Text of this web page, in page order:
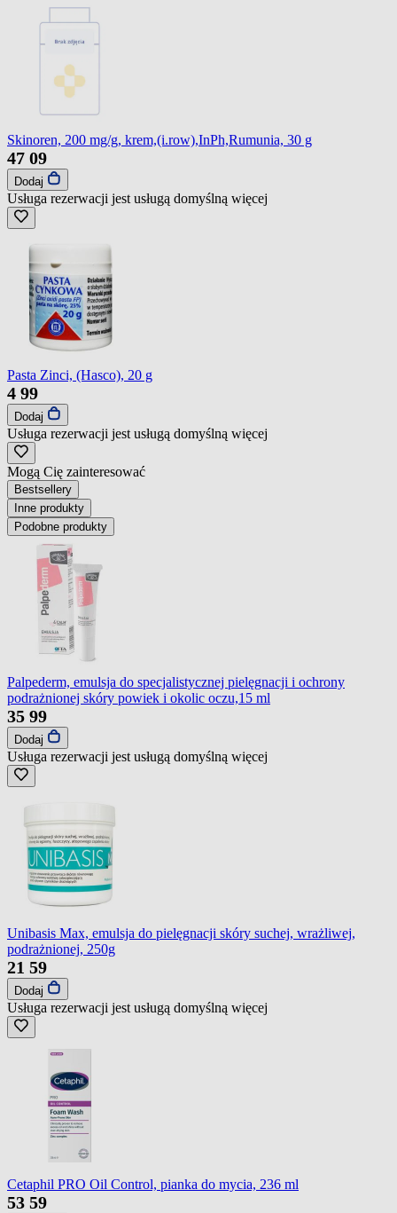
Skinoren, 200 mg/g, krem,(i.row),InPh,Rumunia, 30 g
47 09
Dodaj
Usługa rezerwacji jest usługą domyślną więcej
Pasta Zinci, (Hasco), 20 g
4 99
Dodaj
Usługa rezerwacji jest usługą domyślną więcej
Mogą Cię zainteresować
Bestsellery
Inne produkty
Podobne produkty
Palpederm, emulsja do specjalistycznej pielęgnacji i ochrony
podrażnionej skóry powiek i okolic oczu,15 ml
35 99
Dodaj
Usługa rezerwacji jest usługą domyślną więcej
Unibasis Max, emulsja do pielęgnacji skóry suchej, wrażliwej,
podrażnionej, 250g
21 59
Dodaj
Usługa rezerwacji jest usługą domyślną więcej
Cetaphil PRO Oil Control, pianka do mycia, 236 ml
53 59